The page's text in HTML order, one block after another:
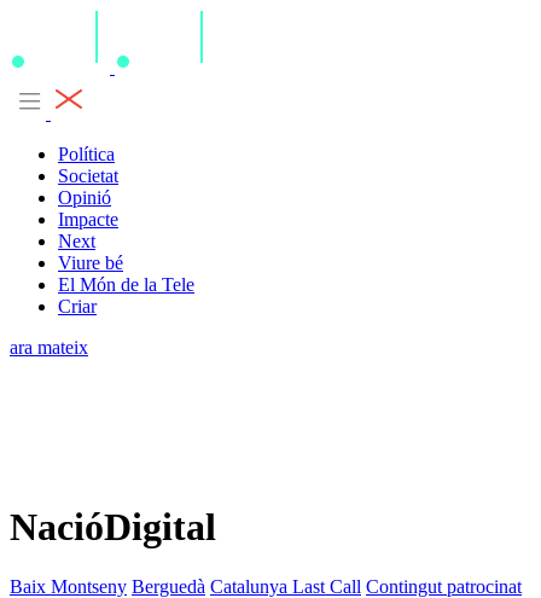
Política
Societat
Opinió
Impacte
Next
Viure bé
El Món de la Tele
Criar
ara mateix
NacióDigital
Baix Montseny Berguedà Catalunya Last Call Contingut patrocinat